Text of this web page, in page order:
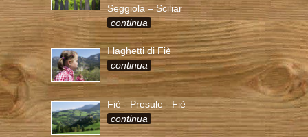
Seggiola – Sciliar
continua
I laghetti di Fiè
continua
Fiè - Presule - Fiè
continua